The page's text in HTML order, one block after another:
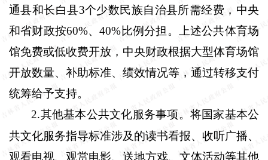
通县和长白县3个少数民族自治县所需经费，中央
和省财政按60%、40%比例分担。上述公共体育场
馆免费或低收费开放，中央财政根据大型体育场馆
开放数量、补助标准、绩效情况等，通过转移支付
统筹给予支持。
2.其他基本公共文化服务事项。将国家基本公
共文化服务指导标准涉及的读书看报、收听广播、
观看电视、观赏电影、送地方戏、文体活动等其他